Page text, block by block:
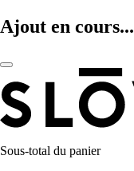
Ajout en cours...
Sous-total du panier